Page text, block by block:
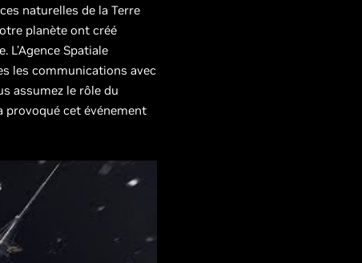
naturelles de la Terre
planète ont créé
Spatiale
les communications avec
assumez le rôle du
provoqué cet événement